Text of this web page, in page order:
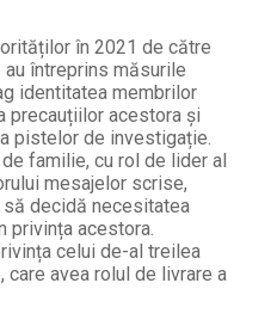
în 2021 de către
întreprins măsurile
identitatea membrilor
precauțiilor acestora și
pistelor de investigație.
familie, cu rol de lider al
mesajelor scrise,
să decidă necesitatea
privința acestora.
celui de-al treilea
avea rolul de livrare a